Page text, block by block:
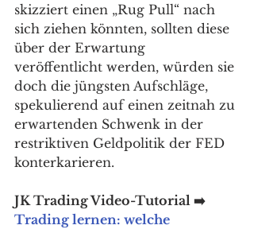
skizziert einen „Rug Pull“ nach
sich ziehen könnten, sollten diese
über der Erwartung
veröffentlicht werden, würden sie
doch die jüngsten Aufschläge,
spekulierend auf einen zeitnah zu
erwartenden Schwenk in der
restriktiven Geldpolitik der FED
konterkarieren.
JK Trading Video-Tutorial ➡️
Trading lernen: welche